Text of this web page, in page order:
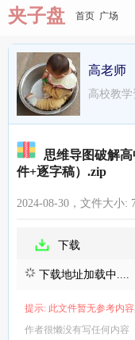
夹子盘 首页 广场
高老师
高校教
思维导图破解
件+逐字稿）.zip
2024-08-30，文件大小:
下载
下载地址加载中....
提示: 此文件暂无参考内
作者很懒没有写任何内容